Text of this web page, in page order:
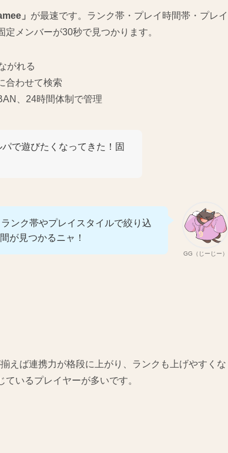
」 が最速です。ランク帯・プレイ時間帯・プレイ
メンバーが30秒で見つかります。
がれる
合わせて検索
、24時間体制で管理
で遊びたくなってきた！固
GG（じーじー）
ンク帯やプレイスタイルで絞り込
が見つかるニャ！
えば連携力が格段に上がり、ランクも上げやすくな
いるプレイヤーが多いです。